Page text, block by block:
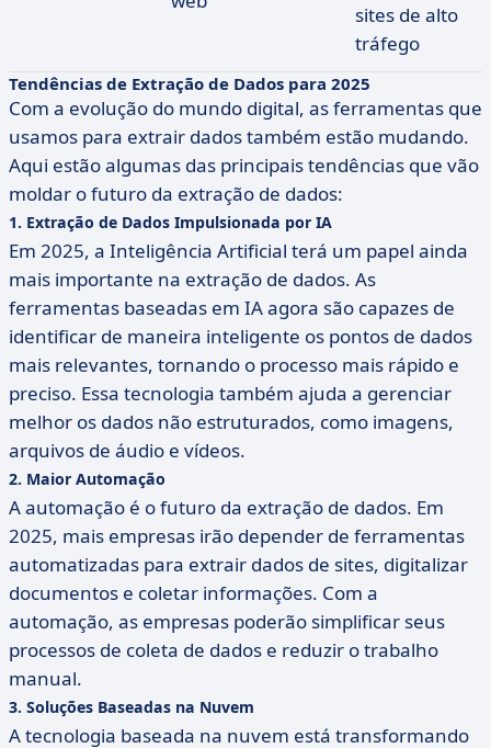
sites de alto
tráfego
Tendências de Extração de Dados para 2025
Com a evolução do mundo digital, as ferramentas que
usamos para extrair dados também estão mudando.
Aqui estão algumas das principais tendências que vão
moldar o futuro da extração de dados:
1. Extração de Dados Impulsionada por IA
Em 2025, a Inteligência Artificial terá um papel ainda
mais importante na extração de dados. As
ferramentas baseadas em IA agora são capazes de
identificar de maneira inteligente os pontos de dados
mais relevantes, tornando o processo mais rápido e
preciso. Essa tecnologia também ajuda a gerenciar
melhor os dados não estruturados, como imagens,
arquivos de áudio e vídeos.
2. Maior Automação
A automação é o futuro da extração de dados. Em
2025, mais empresas irão depender de ferramentas
automatizadas para extrair dados de sites, digitalizar
documentos e coletar informações. Com a
automação, as empresas poderão simplificar seus
processos de coleta de dados e reduzir o trabalho
manual.
3. Soluções Baseadas na Nuvem
A tecnologia baseada na nuvem está transformando